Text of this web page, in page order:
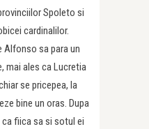
Spoleto si
cardinalilor.
Alfonso sa para un
mai ales ca Lucretia
se pricepea, la
bine un oras. Dupa
fiica sa si sotul ei